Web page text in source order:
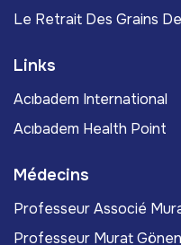
Le Retrait Des Grains
Links
Acıbadem International
Acıbadem Health Point
Médecins
Professeur Associé
Professeur Murat